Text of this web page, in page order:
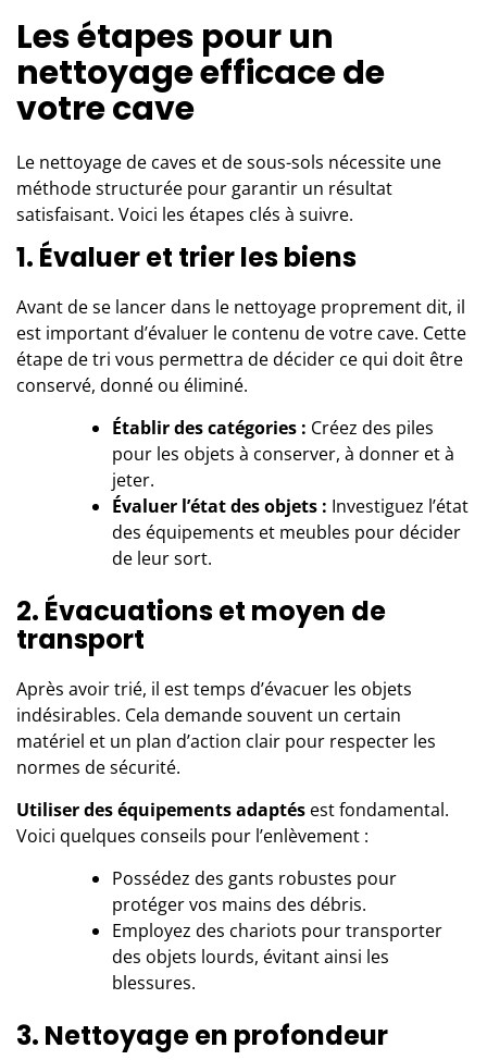
Les étapes pour un
nettoyage efficace de
votre cave
Le nettoyage de caves et de sous-sols nécessite une
méthode structurée pour garantir un résultat
satisfaisant. Voici les étapes clés à suivre.
1. Évaluer et trier les biens
Avant de se lancer dans le nettoyage proprement dit, il
est important d’évaluer le contenu de votre cave. Cette
étape de tri vous permettra de décider ce qui doit être
conservé, donné ou éliminé.
Établir des catégories : Créez des piles
pour les objets à conserver, à donner et à
jeter.
Évaluer l’état des objets : Investiguez l’état
des équipements et meubles pour décider
de leur sort.
2. Évacuations et moyen de
transport
Après avoir trié, il est temps d’évacuer les objets
indésirables. Cela demande souvent un certain
matériel et un plan d’action clair pour respecter les
normes de sécurité.
Utiliser des équipements adaptés est fondamental.
Voici quelques conseils pour l’enlèvement :
Possédez des gants robustes pour
protéger vos mains des débris.
Employez des chariots pour transporter
des objets lourds, évitant ainsi les
blessures.
3. Nettoyage en profondeur